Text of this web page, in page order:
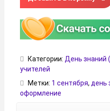
Категории: День знаний
учителей
Метки: 1 сентября, день
оформление